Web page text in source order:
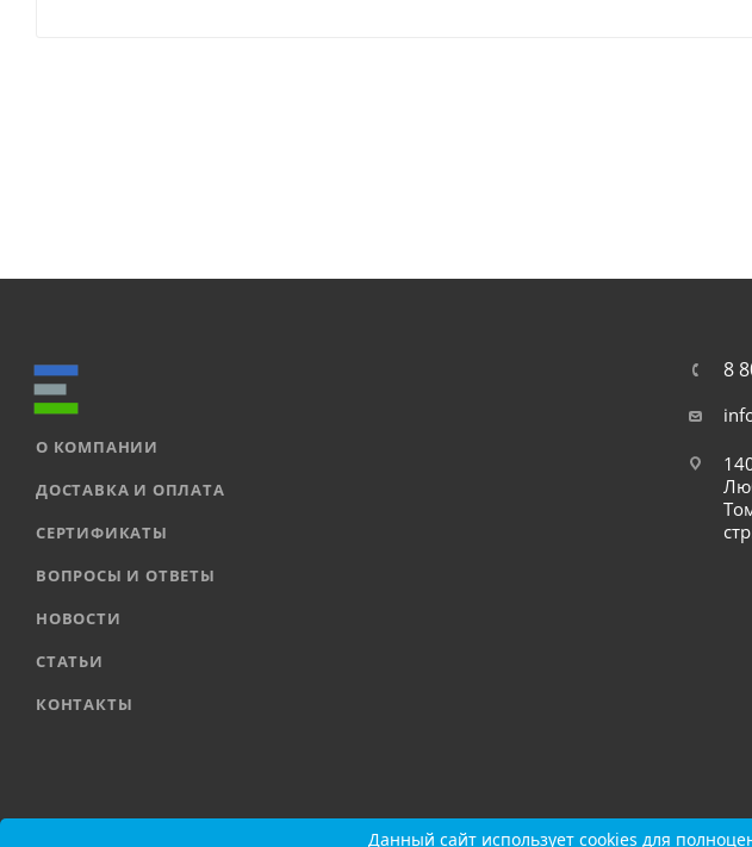
О КОМПАНИИ
ДОСТАВКА И ОПЛАТА
СЕРТИФИКАТЫ
ВОПРОСЫ И ОТВЕТЫ
НОВОСТИ
СТАТЬИ
КОНТАКТЫ
8
Карта сайтаДанный сайт использует cookies для